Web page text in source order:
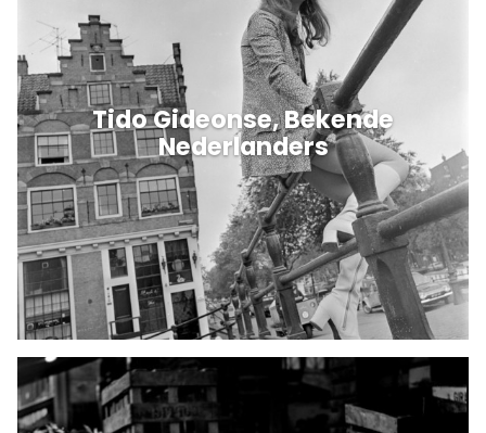
Tido Gideonse, Bekende
Nederlanders